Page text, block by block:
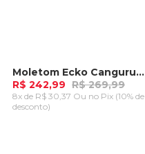
-10%Moletom Ecko Canguru Aberto Preto Mescla
R$ 242,99 R$ 269,99
8x de R$ 30,37 Ou no Pix (10% de
desconto)